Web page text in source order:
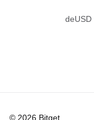
© 2026 Bitget